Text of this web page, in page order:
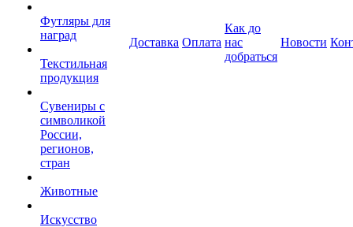
Футляры для
наград
Текстильная
продукция
Сувениры с
символикой
России,
регионов,
стран
Животные
Искусство
Доставка Оплата
Как до
нас
добраться
Новости